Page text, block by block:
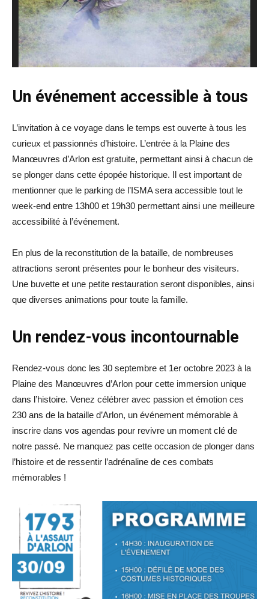
Un événement accessible à tous
L’invitation à ce voyage dans le temps est ouverte à tous les
curieux et passionnés d’histoire. L’entrée à la Plaine des
Manœuvres d’Arlon est gratuite, permettant ainsi à chacun de
se plonger dans cette épopée historique. Il est important de
mentionner que le parking de l’ISMA sera accessible tout le
week-end entre 13h00 et 19h30 permettant ainsi une meilleure
accessibilité à l’événement.
En plus de la reconstitution de la bataille, de nombreuses
attractions seront présentes pour le bonheur des visiteurs.
Une buvette et une petite restauration seront disponibles, ainsi
que diverses animations pour toute la famille.
Un rendez-vous incontournable
Rendez-vous donc les 30 septembre et 1er octobre 2023 à la
Plaine des Manœuvres d’Arlon pour cette immersion unique
dans l’histoire. Venez célébrer avec passion et émotion ces
230 ans de la bataille d’Arlon, un événement mémorable à
inscrire dans vos agendas pour revivre un moment clé de
notre passé. Ne manquez pas cette occasion de plonger dans
l’histoire et de ressentir l’adrénaline de ces combats
mémorables !